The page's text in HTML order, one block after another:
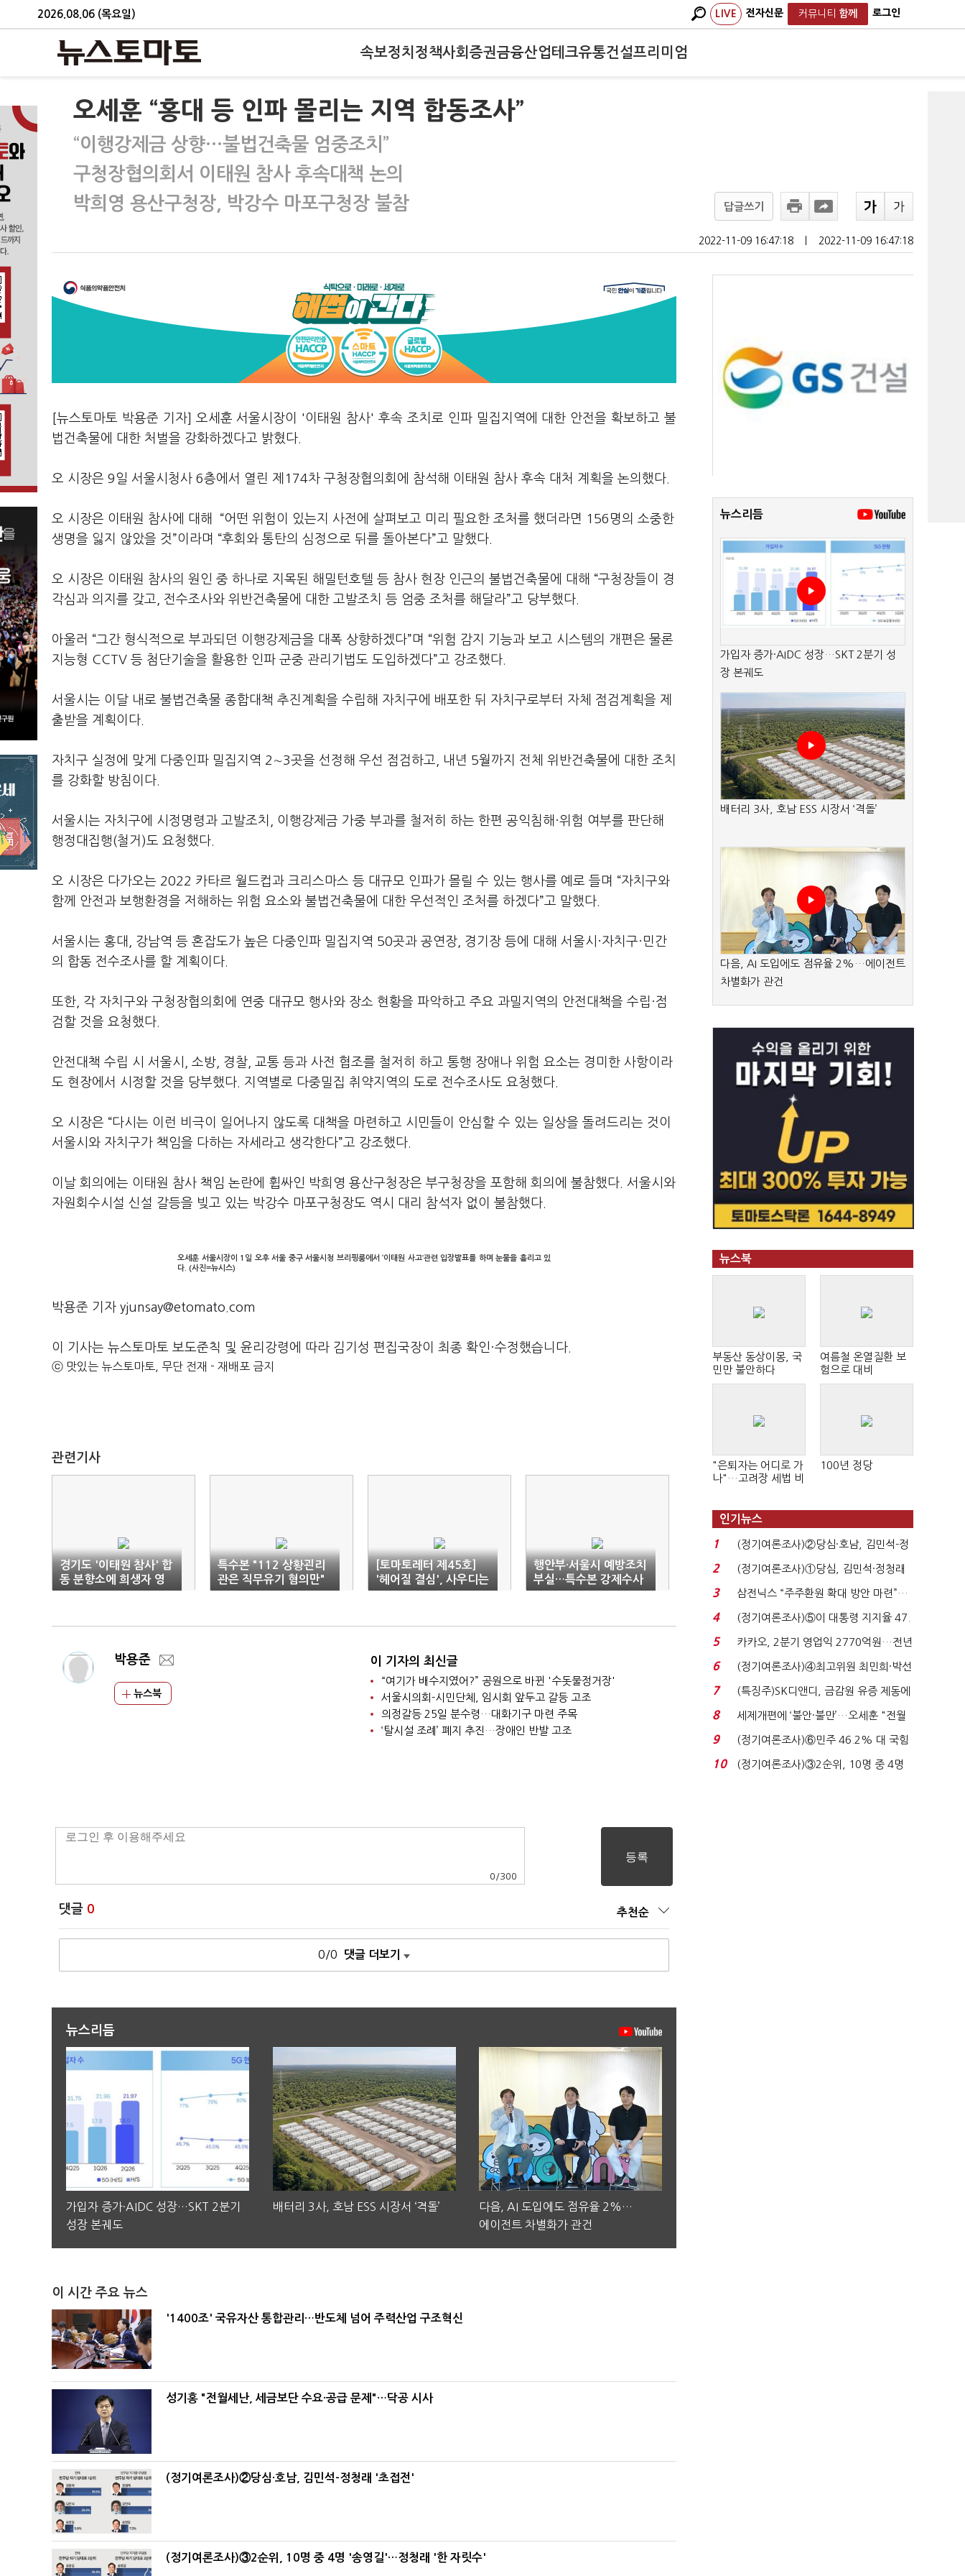
2026.08.06 (목요일) LIVE 전자신문 커뮤니티 함께 로그인
속보정치 정책사회 증권금융산업테크유통건설프리미엄
오세훈 “홍대 등 인파 몰리는 지역 합동조사”
“이행강제금 상향…불법건축물 엄중조치”
구청장협의회서 이태원 참사 후속대책 논의
박희영 용산구청장, 박강수 마포구청장 불참
답글쓰기
2022-11-09 16:47:18 2022-11-09 16:47:18
[뉴스토마토 박용준 기자] 오세훈 서울시장이 '이태원 참사' 후속 조치로 인파 밀집지역에 대한 안전을 확보하고 불
법건축물에 대한 처벌을 강화하겠다고 밝혔다.
오 시장은 9일 서울시청사 6층에서 열린 제174차 구청장협의회에 참석해 이태원 참사 후속 대처 계획을 논의했다.
오 시장은 이태원 참사에 대해 “어떤 위험이 있는지 사전에 살펴보고 미리 필요한 조처를 했더라면 156명의 소중한
생명을 잃지 않았을 것”이라며 “후회와 통탄의 심정으로 뒤를 돌아본다”고 말했다.
오 시장은 이태원 참사의 원인 중 하나로 지목된 해밀턴호텔 등 참사 현장 인근의 불법건축물에 대해 “구청장들이 경
각심과 의지를 갖고, 전수조사와 위반건축물에 대한 고발조치 등 엄중 조처를 해달라”고 당부했다.
아울러 “그간 형식적으로 부과되던 이행강제금을 대폭 상향하겠다”며 “위험 감지 기능과 보고 시스템의 개편은 물론
지능형 CCTV 등 첨단기술을 활용한 인파 군중 관리기법도 도입하겠다”고 강조했다.
서울시는 이달 내로 불법건축물 종합대책 추진계획을 수립해 자치구에 배포한 뒤 자치구로부터 자체 점검계획을 제
출받을 계획이다.
자치구 실정에 맞게 다중인파 밀집지역 2∼3곳을 선정해 우선 점검하고, 내년 5월까지 전체 위반건축물에 대한 조치
를 강화할 방침이다.
서울시는 자치구에 시정명령과 고발조치, 이행강제금 가중 부과를 철저히 하는 한편 공익침해·위험 여부를 판단해
행정대집행(철거)도 요청했다.
오 시장은 다가오는 2022 카타르 월드컵과 크리스마스 등 대규모 인파가 몰릴 수 있는 행사를 예로 들며 “자치구와
함께 안전과 보행환경을 저해하는 위험 요소와 불법건축물에 대한 우선적인 조처를 하겠다”고 말했다.
서울시는 홍대, 강남역 등 혼잡도가 높은 다중인파 밀집지역 50곳과 공연장, 경기장 등에 대해 서울시·자치구·민간
의 합동 전수조사를 할 계획이다.
또한, 각 자치구와 구청장협의회에 연중 대규모 행사와 장소 현황을 파악하고 주요 과밀지역의 안전대책을 수립·점
검할 것을 요청했다.
안전대책 수립 시 서울시, 소방, 경찰, 교통 등과 사전 협조를 철저히 하고 통행 장애나 위험 요소는 경미한 사항이라
도 현장에서 시정할 것을 당부했다. 지역별로 다중밀집 취약지역의 도로 전수조사도 요청했다.
오 시장은 “다시는 이런 비극이 일어나지 않도록 대책을 마련하고 시민들이 안심할 수 있는 일상을 돌려드리는 것이
서울시와 자치구가 책임을 다하는 자세라고 생각한다”고 강조했다.
이날 회의에는 이태원 참사 책임 논란에 휩싸인 박희영 용산구청장은 부구청장을 포함해 회의에 불참했다. 서울시와
자원회수시설 신설 갈등을 빚고 있는 박강수 마포구청장도 역시 대리 참석자 없이 불참했다.
오세훈 서울시장이 1일 오후 서울 중구 서울시청 브리핑룸에서 ‘이태원 사고’관련 입장발표를 하며 눈물을 흘리고 있
다. (사진=뉴시스)
박용준 기자 yjunsay@etomato.com
이 기사는 뉴스토마토 보도준칙 및 윤리강령에 따라 김기성 편집국장이 최종 확인·수정했습니다.
ⓒ 맛있는 뉴스토마토, 무단 전재 - 재배포 금지
관련기사
경기도 '이태원 참사' 합
동 분향소에 희생자 영
정사진
특수본 "112 상황괸리
관은 직무유기 혐의만"
[토마토레터 제45호]
'헤어질 결심', 사우디는
미국과 헤어질 수 있을
행안부·서울시 예방조치
부실…특수본 강제수사
에서는 제외
박용준
뉴스북
이 기자의 최신글
“여기가 배수지였어?” 공원으로 바뀐 '수돗물정거장'
서울시의회-시민단체, 임시회 앞두고 갈등 고조
의정갈등 25일 분수령…대화기구 마련 주목
‘탈시설 조례’ 폐지 추진…장애인 반발 고조
0 /300
댓글 0 추천순
0/0 댓글 더보기
뉴스리듬
가입자 증가·AIDC 성장…SKT 2분기
성장 본궤도
배터리 3사, 호남 ESS 시장서 ‘격돌’
다음, AI 도입에도 점유율 2%…
에이전트 차별화가 관건
이 시간 주요 뉴스
'1400조' 국유자산 통합관리…반도체 넘어 주력산업 구조혁신
성기홍 "전월세난, 세금보단 수요·공급 문제"…닥공 시사
(정기여론조사)②당심·호남, 김민석-정청래 '초접전'
(정기여론조사)③2순위, 10명 중 4명 '송영길'…정청래 '한 자릿수'
뉴스리듬
가입자 증가·AIDC 성장…SKT 2분기 성
장 본궤도
배터리 3사, 호남 ESS 시장서 ‘격돌’
다음, AI 도입에도 점유율 2%…에이전트
차별화가 관건
뉴스북
부동산 동상이몽, 국
민만 불안하다
여름철 온열질환 보
험으로 대비
"은퇴자는 어디로 가
나"…고려장 세법 비
100년 정당
인기뉴스
1
(정기여론조사)②당심·호남, 김민석-정
청래 '초접전'...
2
(정기여론조사)①당심, 김민석·정청래
'초접전'…대통령 ...
3
삼전닉스 “주주환원 확대 방안 마련”…
로이터에 성명...
4
(정기여론조사)⑤이 대통령 지지율 47.
7%…일주일 만에 ...
5
카카오, 2분기 영업익 2770억원…전년
비 36% 증가...
6
(정기여론조사)④최고위원 최민희·박선
원 '양강'…서미...
7
(특징주)SK디앤디, 금감원 유증 제동에
장 초반 상한가...
8
세제개편에 ‘불안·불만’…오세훈 "전월
세 구하기 더 ...
9
(정기여론조사)⑥민주 46.2% 대 국힘
31.0%…오차범위 밖 ...
10
(정기여론조사)③2순위, 10명 중 4명